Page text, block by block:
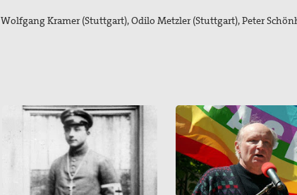
Wolfgang Kramer (Stuttgart),Odilo Metzler (Stuttgart), Peter